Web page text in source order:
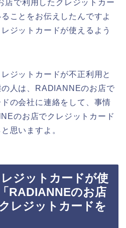
店で利用したクレジットカー
ことをお伝えしたんですよ
ジットカードが使えるよう
ジットカードが不正利用と
人は、RADIANNEのお店で
の会社に連絡をして、事情
のお店でクレジットカード
思いますよ。
ジットカードが使
RADIANNEのお店
レジットカードを